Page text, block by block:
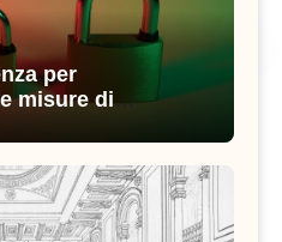
per
misure di